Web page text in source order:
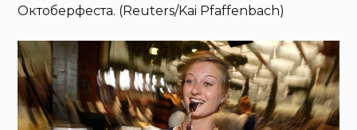
Октоберфеста. (Reuters/Kai Pfaffenbach)